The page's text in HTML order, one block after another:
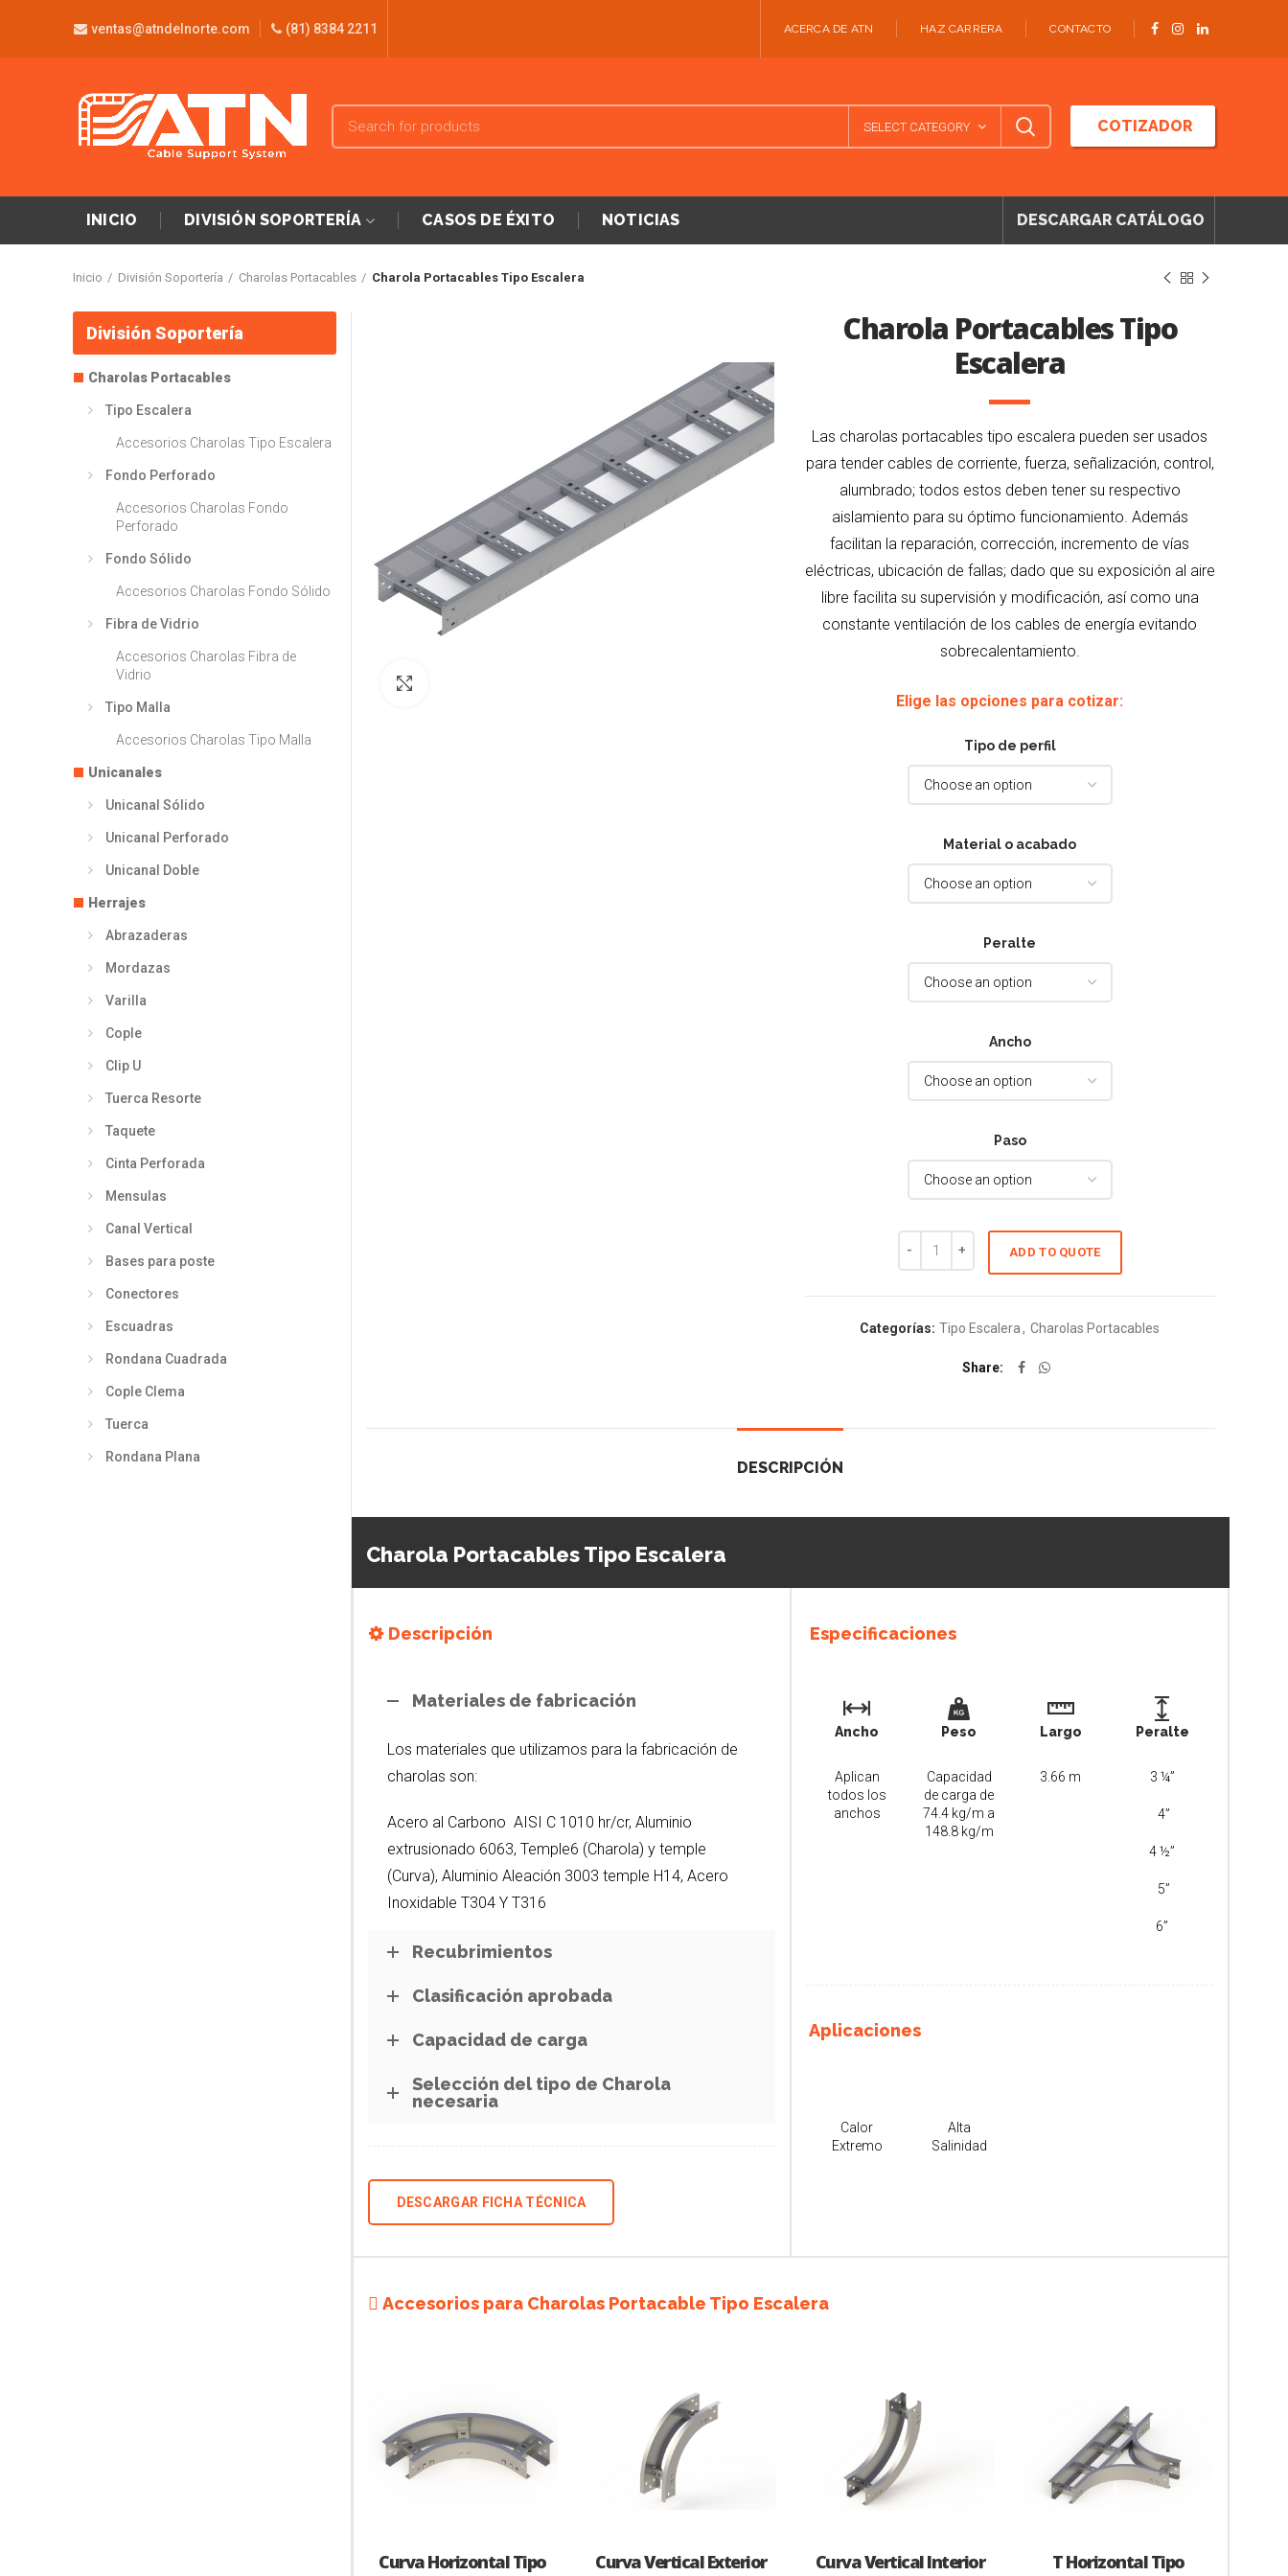
ventas@atndelnorte.com (81) 8384 2211 ACERCA DE ATN HAZ CARRERA CONTACTO
SELECT CATEGORY COTIZADOR
INICIO DIVISIÓN SOPORTERÍA CASOS DE ÉXITO NOTICIAS DESCARGAR CATÁLOGO
Inicio División Soportería Charolas Portacables Charola Portacables Tipo Escalera
Charola Portacables Tipo
Escalera
Las charolas portacables tipo escalera pueden ser usados
para tender cables de corriente, fuerza, señalización, control,
alumbrado; todos estos deben tener su respectivo
aislamiento para su óptimo funcionamiento. Además
facilitan la reparación, corrección, incremento de vías
eléctricas, ubicación de fallas; dado que su exposición al aire
libre facilita su supervisión y modificación, así como una
constante ventilación de los cables de energía evitando
sobrecalentamiento.
Elige las opciones para cotizar:
Tipo de perfil
Material o acabado
Peralte
Ancho
Paso
ADD TO QUOTE
Categorías: Tipo Escalera, Charolas Portacables
Share
DESCRIPCIÓN
Charola Portacables Tipo Escalera
Descripción
Materiales de fabricación
Los materiales que utilizamos para la fabricación de
charolas son:
Acero al Carbono AISI C 1010 hr/cr, Aluminio
extrusionado 6063, Temple6 (Charola) y temple
(Curva), Aluminio Aleación 3003 temple H14, Acero
Inoxidable T304 Y T316
Recubrimientos
Clasificación aprobada
Capacidad de carga
Selección del tipo de Charola
necesaria
DESCARGAR FICHA TÉCNICA
Especificaciones
Ancho Peso Largo Peralte
Aplican
todos los
anchos
Capacidad
de carga de
74.4 kg/m a
148.8 kg/m
3.66 m 3 ¼”
4”
4 ½”
5”
6”
Aplicaciones
Calor
Extremo
Alta
Salinidad
Accesorios para Charolas Portacable Tipo Escalera
Curva Horizontal Tipo
Curva Vertical Exterior
Curva Vertical Interior
T Horizontal Tipo
División Soportería
Charolas Portacables
Tipo Escalera
Accesorios Charolas Tipo Escalera
Fondo Perforado
Accesorios Charolas Fondo
Perforado
Fondo Sólido
Accesorios Charolas Fondo Sólido
Fibra de Vidrio
Accesorios Charolas Fibra de
Vidrio
Tipo Malla
Accesorios Charolas Tipo Malla
Unicanales
Unicanal Sólido
Unicanal Perforado
Unicanal Doble
Herrajes
Abrazaderas
Mordazas
Varilla
Cople
Clip U
Tuerca Resorte
Taquete
Cinta Perforada
Mensulas
Canal Vertical
Bases para poste
Conectores
Escuadras
Rondana Cuadrada
Cople Clema
Tuerca
Rondana Plana